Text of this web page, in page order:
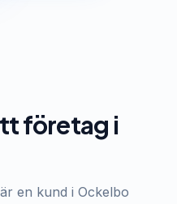
företag i
en kund i Ockelbo